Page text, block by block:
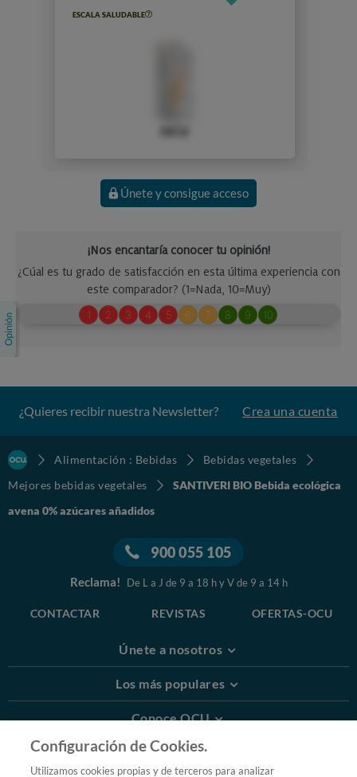
ESCALA SALUDABLE
Únete y consigue acceso
¿Quieres recibir nuestra Newsletter? Crea una cuenta
Alimentación : Bebidas
Bebidas vegetales
Mejores bebidas vegetales
SANTIVERI BIO Bebida ecológica
avena 0% azúcares añadidos
900 055 105
Reclama! De L a J de 9 a 18 h y V de 9 a 14 h
CONTACTAR REVISTAS OFERTAS-OCU
Únete a nosotros
Los más populares
Conoce OCU
Más Información
Configuración de Cookies.
Utilizamos cookies propias y de terceros para analizar